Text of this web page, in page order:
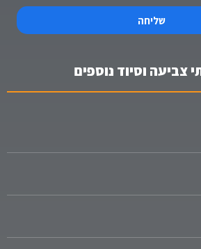
שליחה
צביעה וסיוד נוספים